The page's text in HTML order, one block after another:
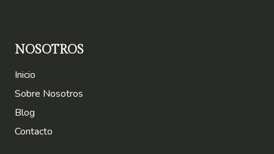
NOSOTROS
Inicio
Sobre Nosotros
Blog
Contacto